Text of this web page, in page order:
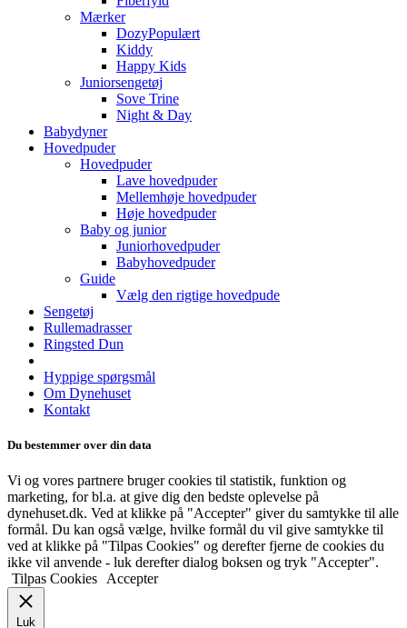
Mærker
Dozy
Kiddy
Happy Kids
Juniorsengetøj
Sove Trine
Night & Day
Babydyner
Hovedpuder
Hovedpuder
Lave hovedpuder
Mellemhøje hovedpuder
Høje hovedpuder
Baby og junior
Juniorhovedpuder
Babyhovedpuder
Guide
Vælg den rigtige hovedpude
Sengetøj
Rullemadrasser
Ringsted Dun
Hyppige spørgsmål
Om Dynehuset
Kontakt
Du bestemmer over din data
Vi og vores partnere bruger cookies til statistik, funktion og
marketing, for bl.a. at give dig den bedste oplevelse på
dynehuset.dk. Ved at klikke på "Accepter" giver du samtykke til alle
formål. Du kan også vælge, hvilke formål du vil give samtykke til
ved at klikke på "Tilpas Cookies" og derefter fjerne de cookies du
ikke vil anvende - luk derefter dialog boksen og tryk "Accepter".
Tilpas Cookies
Accepter
Luk